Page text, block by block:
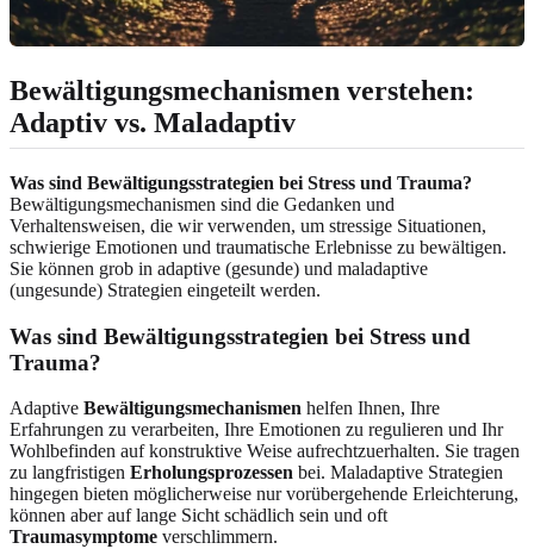
Bewältigungsmechanismen verstehen:
Adaptiv vs. Maladaptiv
Was sind Bewältigungsstrategien bei Stress und Trauma?
Bewältigungsmechanismen sind die Gedanken und
Verhaltensweisen, die wir verwenden, um stressige Situationen,
schwierige Emotionen und traumatische Erlebnisse zu bewältigen.
Sie können grob in adaptive (gesunde) und maladaptive
(ungesunde) Strategien eingeteilt werden.
Was sind Bewältigungsstrategien bei Stress und
Trauma?
Adaptive Bewältigungsmechanismen helfen Ihnen, Ihre
Erfahrungen zu verarbeiten, Ihre Emotionen zu regulieren und Ihr
Wohlbefinden auf konstruktive Weise aufrechtzuerhalten. Sie tragen
zu langfristigen Erholungsprozessen bei. Maladaptive Strategien
hingegen bieten möglicherweise nur vorübergehende Erleichterung,
können aber auf lange Sicht schädlich sein und oft
Traumasymptome verschlimmern.